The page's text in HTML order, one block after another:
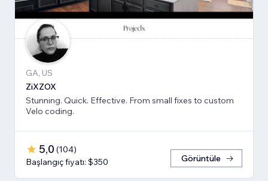
GA, US
ZiXZOX
Stunning. Quick. Effective. From small fixes to custom
Velo coding.
5,0 (104)
Başlangıç fiyatı: $350
Görüntüle